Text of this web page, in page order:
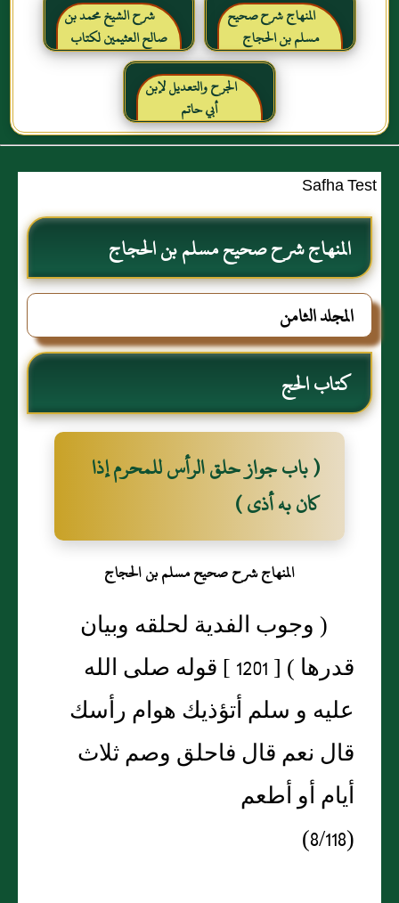
المنهاج شرح صحيح
مسلم بن الحجاج
شرح الشيخ محمد بن
صالح العثيمين لكتاب
رياض الصالحين للإمام
النووي رحمهم الله تعالىالجرح والتعديل لإبن
أبي حاتم
Safha Test
المنهاج شرح صحيح مسلم بن الحجاج
المجلد الثامن
كتاب الحج
( باب جواز حلق الرأس للمحرم إذا
كان به أذى )
المنهاج شرح صحيح مسلم بن الحجاج
( وجوب الفدية لحلقه وبيان
قدرها ) [ 1201 ] قوله صلى الله
عليه و سلم أتؤذيك هوام رأسك
قال نعم قال فاحلق وصم ثلاث
أيام أو أطعم
(8/118)